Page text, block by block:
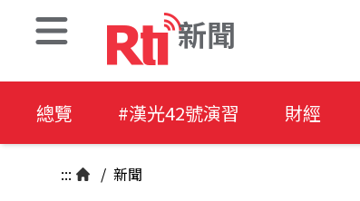
新聞
總覽 #漢光42號演習 財經
::: / 新聞